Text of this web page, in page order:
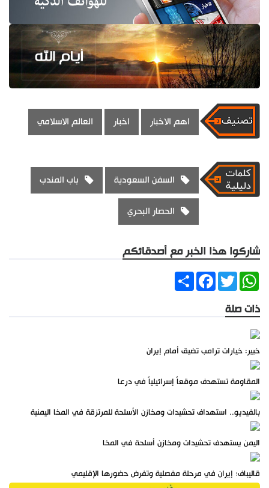
اهم الاخبار اخبار العالم الاسلامي
السفن السعودية باب المندب
الحصار البحري
شاركوا هذا الخبر مع أصدقائكم
ShareFacebookTwitter
WhatsApp
ذات صلة
خبير: خيارات ترامب تضيق أمام إيران
المقاومة تستهدف موقعاً إسرائيلياً في درعا
بالفيديو.. استهداف تحشيدات ومخازن الأسلحة للمرتزقة في المخا اليمنية
اليمن يستهدف تحشيدات ومخازن أسلحة في المخا
قاليباف: إيران في مرحلة مفصلية وتفرض حضورها الإقليمي